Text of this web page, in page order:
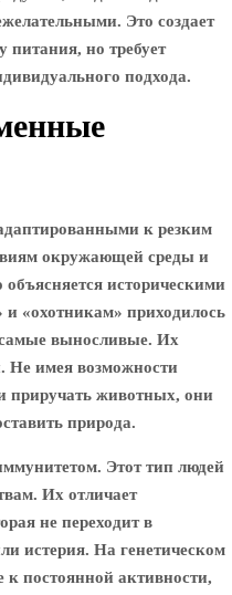
Это создает
питания, но требует
подхода.
к резким
окружающей среды и
историческими
и «охотникам» приходилось
выносливые. Их
Не имея возможности
приручать животных, они
природа.
Этот тип людей
Их отличает
не переходит в
истерия. На генетическом
к постоянной активности,